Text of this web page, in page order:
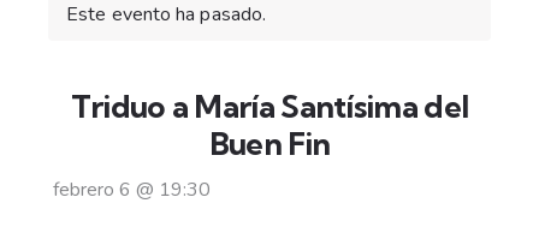
Este evento ha pasado.
Triduo a María Santísima del
Buen Fin
febrero 6 @ 19:30